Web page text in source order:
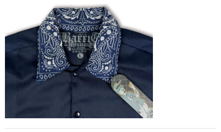
ロングTシャツ
ゲームシャツ
コーチジャケット
スウェット＆フーディ
ヘッドギア